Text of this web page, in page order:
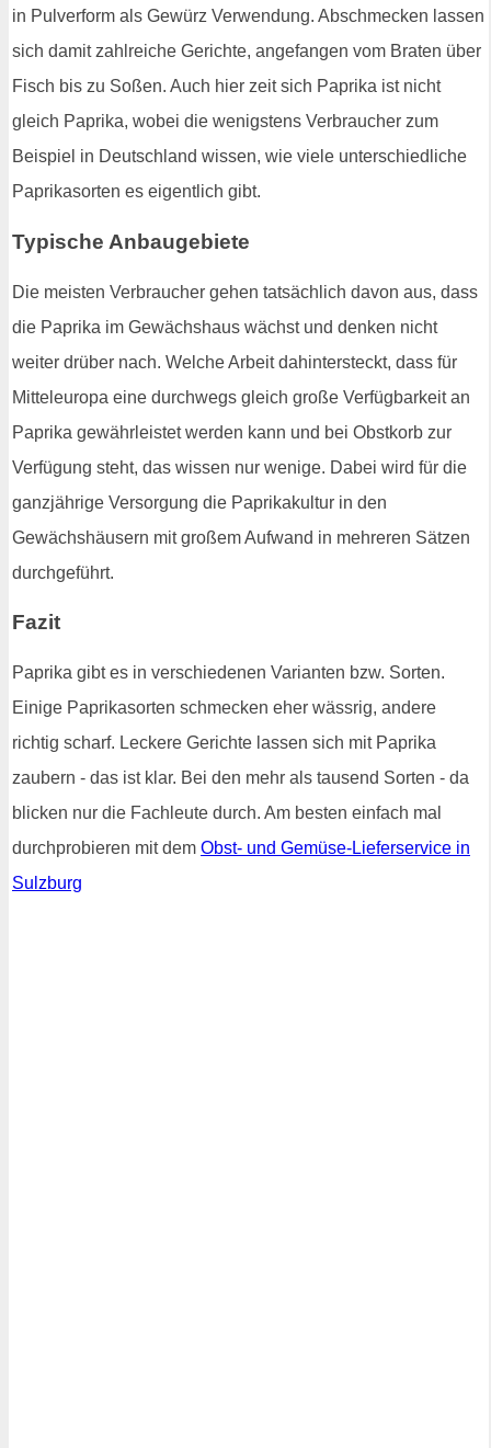
in Pulverform als Gewürz Verwendung. Abschmecken lassen
sich damit zahlreiche Gerichte, angefangen vom Braten über
Fisch bis zu Soßen. Auch hier zeit sich Paprika ist nicht
gleich Paprika, wobei die wenigstens Verbraucher zum
Beispiel in Deutschland wissen, wie viele unterschiedliche
Paprikasorten es eigentlich gibt.
Typische Anbaugebiete
Die meisten Verbraucher gehen tatsächlich davon aus, dass
die Paprika im Gewächshaus wächst und denken nicht
weiter drüber nach. Welche Arbeit dahintersteckt, dass für
Mitteleuropa eine durchwegs gleich große Verfügbarkeit an
Paprika gewährleistet werden kann und bei Obstkorb zur
Verfügung steht, das wissen nur wenige. Dabei wird für die
ganzjährige Versorgung die Paprikakultur in den
Gewächshäusern mit großem Aufwand in mehreren Sätzen
durchgeführt.
Fazit
Paprika gibt es in verschiedenen Varianten bzw. Sorten.
Einige Paprikasorten schmecken eher wässrig, andere
richtig scharf. Leckere Gerichte lassen sich mit Paprika
zaubern - das ist klar. Bei den mehr als tausend Sorten - da
blicken nur die Fachleute durch. Am besten einfach mal
durchprobieren mit dem Obst- und Gemüse-Lieferservice in
Sulzburg